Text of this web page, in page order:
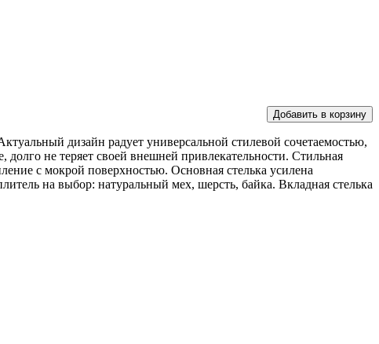
Добавить в корзину
дизайн радует универсальной стилевой сочетаемостью,
долго не теряет своей внешней привлекательности. Стильная
с мокрой поверхностью. Основная стелька усилена
на выбор: натуральный мех, шерсть, байка. Вкладная стелька